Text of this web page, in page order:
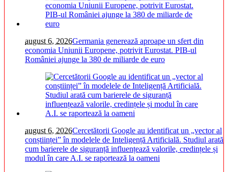
august 6, 2026Germania generează aproape un sfert din
economia Uniunii Europene, potrivit Eurostat. PIB-ul
României ajunge la 380 de miliarde de euro
august 6, 2026Cercetătorii Google au identificat un „vector al
conștiinței” în modelele de Inteligență Artificială. Studiul arată
cum barierele de siguranță influențează valorile, credințele și
modul în care A.I. se raportează la oameni